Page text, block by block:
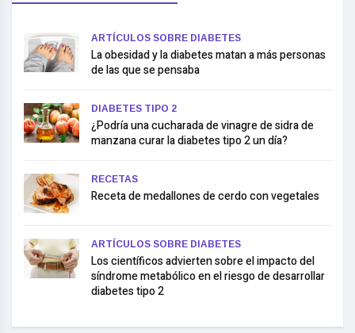
ARTÍCULOS SOBRE DIABETES
La obesidad y la diabetes matan a más personas
de las que se pensaba
DIABETES TIPO 2
¿Podría una cucharada de vinagre de sidra de
manzana curar la diabetes tipo 2 un día?
RECETAS
Receta de medallones de cerdo con vegetales
ARTÍCULOS SOBRE DIABETES
Los científicos advierten sobre el impacto del
síndrome metabólico en el riesgo de desarrollar
diabetes tipo 2